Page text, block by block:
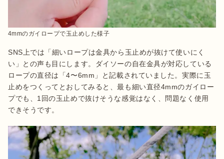
4mmのガイロープで玉止めした様子
SNS上では「細いロープは金具から玉止めが抜けて使いにく
い」との声も目にします。ダイソーの自在金具が対応している
ロープの直径は「4〜6mm」と記載されていました。実際に玉
止めをつくってとおしてみると、最も細い直径4mmのガイロー
プでも、1回の玉止めで抜けそうな感覚はなく、問題なく使用
できそうです。